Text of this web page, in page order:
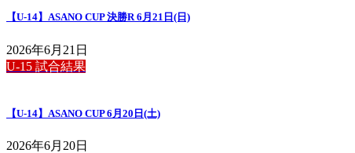
【U-14】ASANO CUP 決勝R 6月21日(日)
2026年6月21日
U-15 試合結果
【U-14】ASANO CUP 6月20日(土)
2026年6月20日